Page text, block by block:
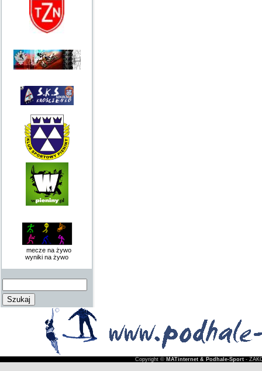
mecze na żywo
wyniki na żywo
Copyright © MATinternet & Podhale-Sport-